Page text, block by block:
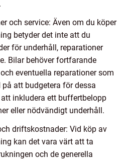
och service: Även om du köper
betyder det inte att du
för underhåll, reparationer
Bilar behöver fortfarande
eventuella reparationer som
att budgetera för dessa
inkludera ett buffertbelopp
eller nödvändigt underhåll.
driftskostnader: Vid köp av
kan det vara värt att ta
och de generella